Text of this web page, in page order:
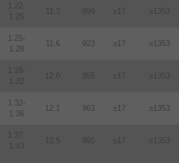
1.22-
1.25
11.3 899 ≥17 ≥1353
1.25-
1.28
11.6 923 ≥17 ≥1353
1.28-
1.32
12 0 955 ≥17 ≥1353
1.32-
1.36
12.1 963 ≥17 ≥1353
1.37-
1.43
12.5 995 ≥17 ≥1353